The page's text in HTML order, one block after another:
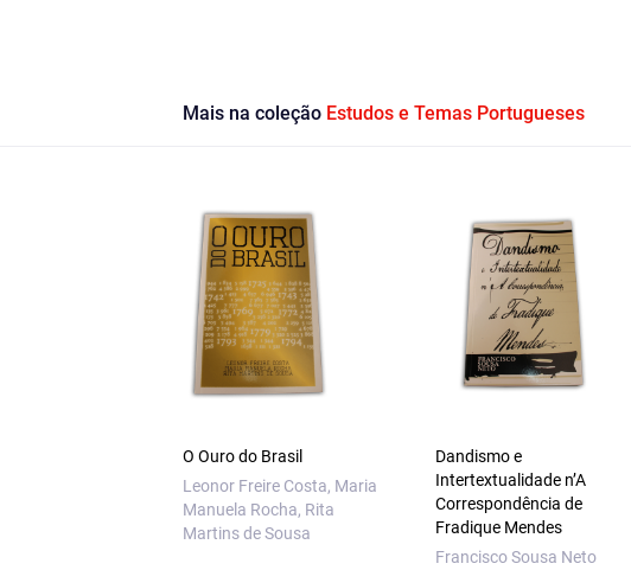
Mais na coleção Estudos e Temas Portugueses
O Ouro do Brasil
Leonor Freire Costa, Maria
Manuela Rocha, Rita
Martins de Sousa
Dandismo e
Intertextualidade n’A
Correspondência de
Fradique Mendes
Francisco Sousa Neto